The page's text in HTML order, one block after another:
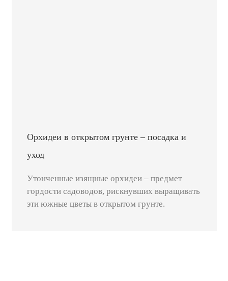
Орхидеи в открытом грунте – посадка и
уход
Утонченные изящные орхидеи – предмет
гордости садоводов, рискнувших выращивать
эти южные цветы в открытом грунте.